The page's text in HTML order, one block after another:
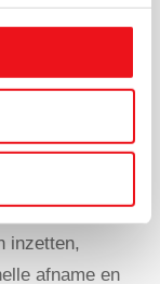
voor
snedes en
Je kunt
inzetten,
afname en